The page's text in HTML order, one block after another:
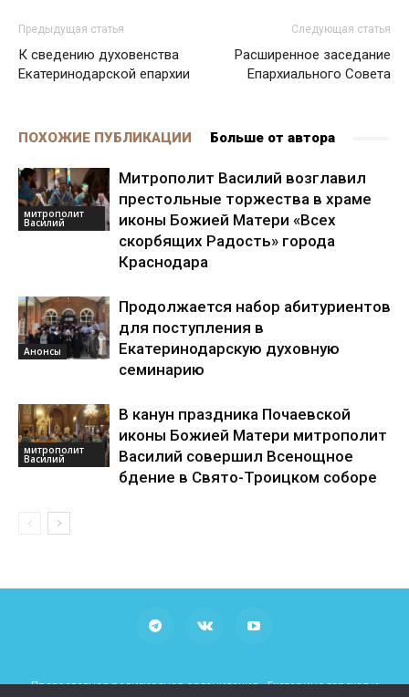
Предыдущая статья
К сведению духовенства
Екатеринодарской епархии
Следующая статья
Расширенное заседание
Епархиального Совета
ПОХОЖИЕ ПУБЛИКАЦИИ Больше от автора
митрополит
Василий
Митрополит Василий возглавил
престольные торжества в храме
иконы Божией Матери «Всех
скорбящих Радость» города
Краснодара
Анонсы
Продолжается набор абитуриентов
для поступления в
Екатеринодарскую духовную
семинарию
митрополит
Василий
В канун праздника Почаевской
иконы Божией Матери митрополит
Василий совершил Всенощное
бдение в Свято-Троицком соборе
Православная религиозная организация «Екатеринодарская и